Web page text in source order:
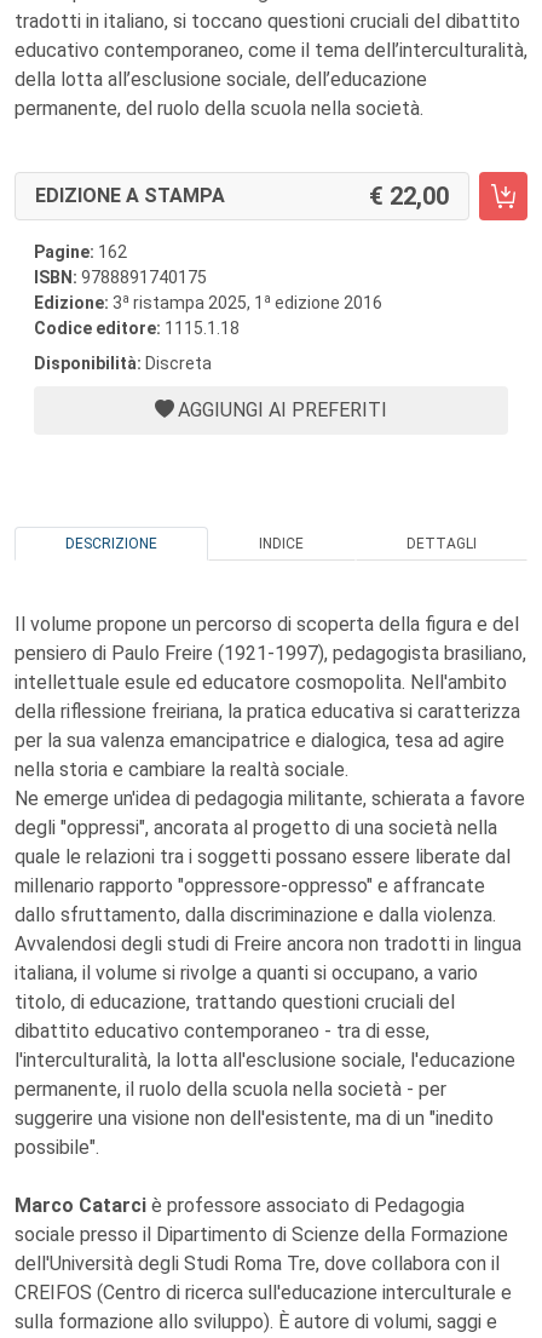
tradotti in italiano, si toccano questioni cruciali del dibattito
educativo contemporaneo, come il tema dell’interculturalità,
della lotta all’esclusione sociale, dell’educazione
permanente, del ruolo della scuola nella società.
EDIZIONE A STAMPA 22,00
Pagine: 162
ISBN: 9788891740175
Edizione: 3a ristampa 2025, 1 a edizione 2016
Codice editore: 1115.1.18
Disponibilità: Discreta
AGGIUNGI AI PREFERITI
DESCRIZIONE INDICE DETTAGLI
Il volume propone un percorso di scoperta della figura e del
pensiero di Paulo Freire (1921-1997), pedagogista brasiliano,
intellettuale esule ed educatore cosmopolita. Nell'ambito
della riflessione freiriana, la pratica educativa si caratterizza
per la sua valenza emancipatrice e dialogica, tesa ad agire
nella storia e cambiare la realtà sociale.
Ne emerge un'idea di pedagogia militante, schierata a favore
degli "oppressi", ancorata al progetto di una società nella
quale le relazioni tra i soggetti possano essere liberate dal
millenario rapporto "oppressore-oppresso" e affrancate
dallo sfruttamento, dalla discriminazione e dalla violenza.
Avvalendosi degli studi di Freire ancora non tradotti in lingua
italiana, il volume si rivolge a quanti si occupano, a vario
titolo, di educazione, trattando questioni cruciali del
dibattito educativo contemporaneo - tra di esse,
l'interculturalità, la lotta all'esclusione sociale, l'educazione
permanente, il ruolo della scuola nella società - per
suggerire una visione non dell'esistente, ma di un "inedito
possibile".
Marco Catarci è professore associato di Pedagogia
sociale presso il Dipartimento di Scienze della Formazione
dell'Università degli Studi Roma Tre, dove collabora con il
CREIFOS (Centro di ricerca sull'educazione interculturale e
sulla formazione allo sviluppo). È autore di volumi, saggi e